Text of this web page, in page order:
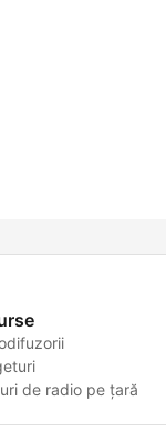
de radio pe țară